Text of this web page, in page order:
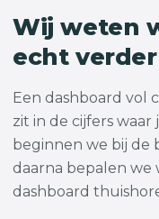
Wij weten
echt
Een dashboard vol
zit in de cijfers
beginnen we bij de
daarna bepalen we
dashboard